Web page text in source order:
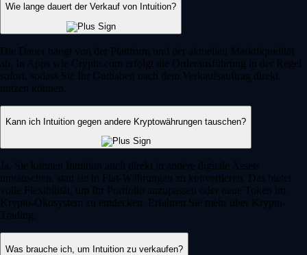
Wie lange dauert der Verkauf von Intuition?
Die Dauer hängt von der Plattform und der aktuellen Marktliquidität
ab. In Apps wie Crypto.com erfolgt die Orderausführung in der Regel
sofort, sodass Sie Ihr Guthaben nach dem Verkaufsauftrag direkt
nutzen können.
Kann ich Intuition gegen andere Kryptowährungen tauschen?
Ja, Sie können Intuition auch direkt in andere digitale Assets
umtauschen, statt sie in Fiat-Währungen zu konvertieren. Das bietet
volle Flexibilität, um Ihr Portfolio anzupassen oder neue Token im
Krypto-Ökosystem zu entdecken. Erfahren Sie mehr über Krypto-
Trading.
Was brauche ich, um Intuition zu verkaufen?